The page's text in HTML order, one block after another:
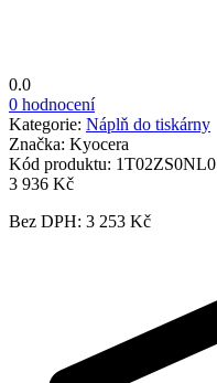
0.0
0 hodnocení
Kategorie: Náplň do tiskárny
Značka: Kyocera
Kód produktu: 1T02ZS0NL0
3 936 Kč
Bez DPH: 3 253 Kč